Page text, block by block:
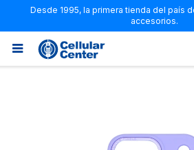
Desde 1995, la primera tienda del país
accesorios.
